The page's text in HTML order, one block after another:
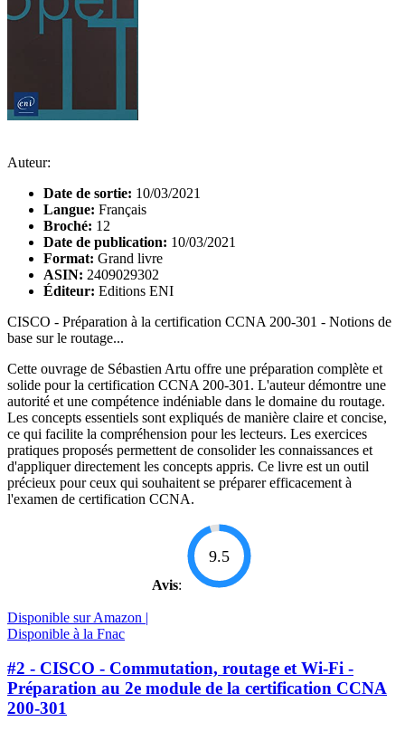
Auteur:
Date de sortie: 10/03/2021
Langue: Français
Broché: 12
Date de publication: 10/03/2021
Format: Grand livre
ASIN: 2409029302
Éditeur: Editions ENI
CISCO - Préparation à la certification CCNA 200-301 - Notions de
base sur le routage...
Cette ouvrage de Sébastien Artu offre une préparation complète et
solide pour la certification CCNA 200-301. L'auteur démontre une
autorité et une compétence indéniable dans le domaine du routage.
Les concepts essentiels sont expliqués de manière claire et concise,
ce qui facilite la compréhension pour les lecteurs. Les exercices
pratiques proposés permettent de consolider les connaissances et
d'appliquer directement les concepts appris. Ce livre est un outil
précieux pour ceux qui souhaitent se préparer efficacement à
l'examen de certification CCNA.
Avis:
9.5
Disponible sur Amazon |
Disponible à la Fnac
#2 - CISCO - Commutation, routage et Wi-Fi -
Préparation au 2e module de la certification CCNA
200-301